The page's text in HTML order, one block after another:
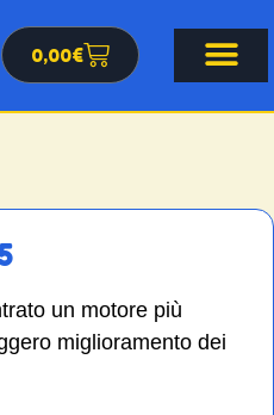
0,00€
un motore più
miglioramento dei